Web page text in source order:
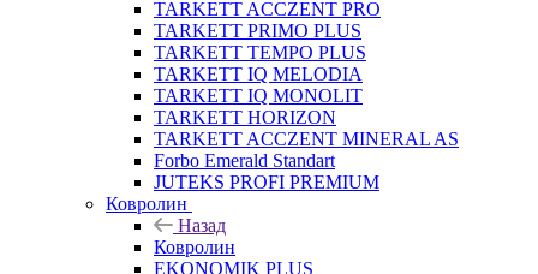
TARKETT ACCZENT PRO
TARKETT PRIMO PLUS
TARKETT TEMPO PLUS
TARKETT IQ MELODIA
TARKETT IQ MONOLIT
TARKETT HORIZON
TARKETT ACCZENT MINERAL AS
Forbo Emerald Standart
JUTEKS PROFI PREMIUM
Ковролин
Назад
Ковролин
EKONOMIK PLUS